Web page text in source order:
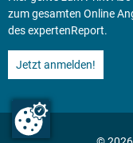
zum gesamten Online
des expertenReport.
Jetzt anmelden!